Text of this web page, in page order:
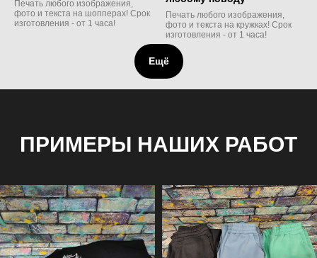
Печать любого изображения,
фото и текста на шопперах! Срок
изготовления - от 1 часа!
Печать любого изображения,
фото и текста на кружках! Срок
изготовления - от 1 часа!
Ещё
ПРИМЕРЫ НАШИХ РАБОТ